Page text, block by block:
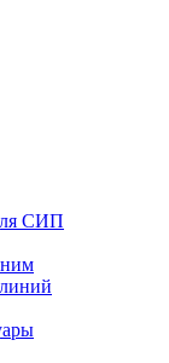
СИП
ним